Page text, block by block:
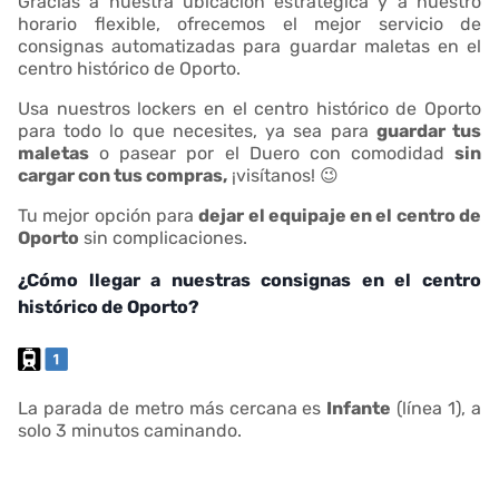
horario flexible, ofrecemos el mejor servicio de
consignas automatizadas para guardar maletas en el
centro histórico de Oporto.
Usa nuestros lockers en el centro histórico de Oporto
para todo lo que necesites, ya sea para guardar tus
maletas o pasear por el Duero con comodidad sin
cargar con tus compras, ¡visítanos! 😉
Tu mejor opción paradejar el equipaje en el centro de
Oporto sin complicaciones.
¿Cómo llegar a nuestras consignas en el centro
histórico de Oporto?
La parada de metro más cercana es Infante (línea 1), a
solo 3 minutos caminando.